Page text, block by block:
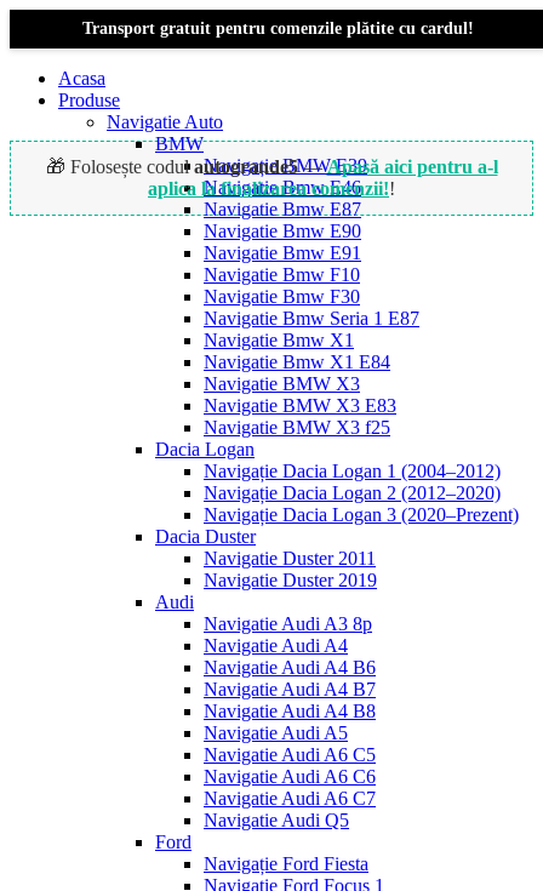
Transport gratuit pentru comenzile plătite cu cardul!
Acasa
Produse
Navigatie Auto
BMW
Navigație BMW E39
Navigatie Bmw E46
Navigatie Bmw E87
Navigatie Bmw E90
Navigatie Bmw E91
Navigatie Bmw F10
Navigatie Bmw F30
Navigatie Bmw Seria 1 E87
Navigatie Bmw X1
Navigatie Bmw X1 E84
Navigatie BMW X3
Navigatie BMW X3 E83
Navigatie BMW X3 f25
Dacia Logan
Navigație Dacia Logan 1 (2004–2012)
Navigație Dacia Logan 2 (2012–2020)
Navigație Dacia Logan 3 (2020–Prezent)
Dacia Duster
Navigatie Duster 2011
Navigatie Duster 2019
Audi
Navigatie Audi A3 8p
Navigatie Audi A4
Navigatie Audi A4 B6
Navigatie Audi A4 B7
Navigatie Audi A4 B8
Navigatie Audi A5
Navigatie Audi A6 C5
Navigatie Audi A6 C6
Navigatie Audi A6 C7
Navigatie Audi Q5
Ford
Navigație Ford Fiesta
Navigație Ford Focus 1
🎁 Folosește codulautogrande5—Apasă aici pentru a-l
aplica la finalizarea comenzii!!